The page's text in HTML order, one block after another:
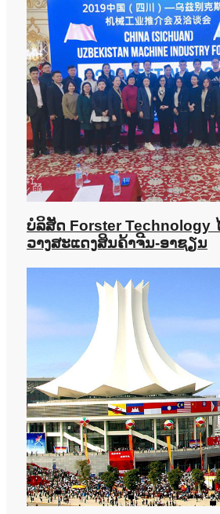
ບໍລິສັດ Forster Technology
ວາງສະແດງສິນຄ້າຈີນ-ອາຊຽນ